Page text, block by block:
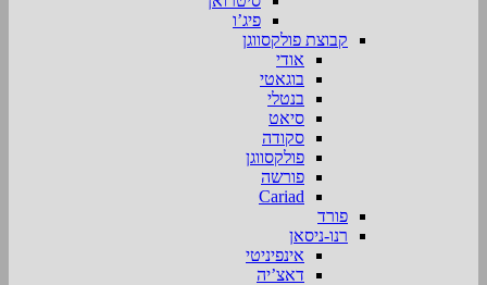
פיג’ו
קבוצת פולקסווגן
אודי
בוגאטי
בנטלי
סיאט
סקודה
פולקסווגן
פורשה
Cariad
פורד
רנו-ניסאן
אינפיניטי
דאצ’יה